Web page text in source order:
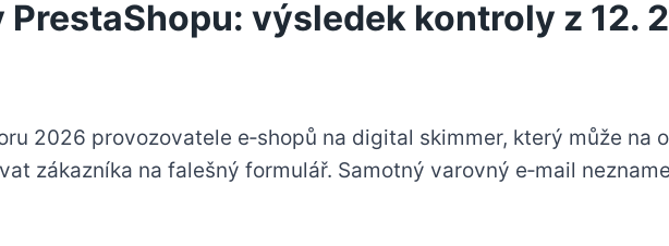
výsledek kontroly z 12.
2026 provozovatele e‑shopů na digital skimmer, který může na
zákazníka na falešný formulář. Samotný varovný e‑mail